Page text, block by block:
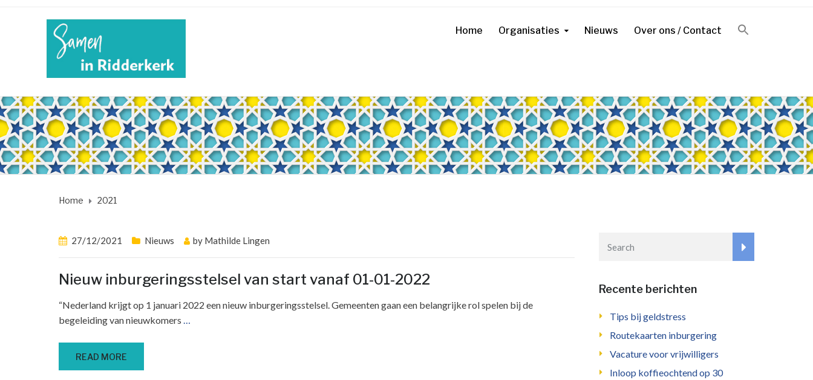
Home Organisaties Nieuws Over ons / Contact
Home 2021
27/12/2021 Nieuws by Mathilde Lingen
Nieuw inburgeringsstelsel van start vanaf 01-01-2022
“Nederland krijgt op 1 januari 2022 een nieuw inburgeringsstelsel. Gemeenten gaan een belangrijke rol spelen bij de
begeleiding van nieuwkomers …
READ MORE
Recente berichten
Tips bij geldstress
Routekaarten inburgering
Vacature voor vrijwilligers
Inloop koffieochtend op 30